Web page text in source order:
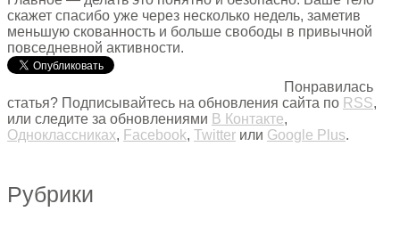
скажет спасибо уже через несколько недель, заметив
меньшую скованность и больше свободы в привычной
повседневной активности.
Понравилась
статья? Подписывайтесь на обновления сайта по RSS,
или следите за обновлениями В Контакте,
Одноклассниках, Facebook, Twitter или Google Plus.
Рубрики